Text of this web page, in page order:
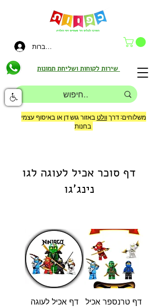
להתחברות
משלוחים: דרךוולט באזור גוש דן או באיסוף עצמי
בחנות
דף סוכר אכיל לעוגה לגו
נינג'גו
דף טרנספר אכיל
דף אכיל לעוגה